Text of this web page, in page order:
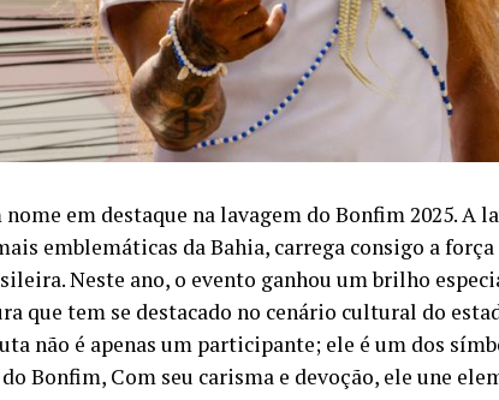
em destaque na lavagem do Bonfim 2025. A
emblemáticas da Bahia, carrega consigo a
Neste ano, o evento ganhou um brilho
que tem se destacado no cenário cultural do
não é apenas um participante; ele é um dos
Bonfim, Com seu carisma e devoção, ele une